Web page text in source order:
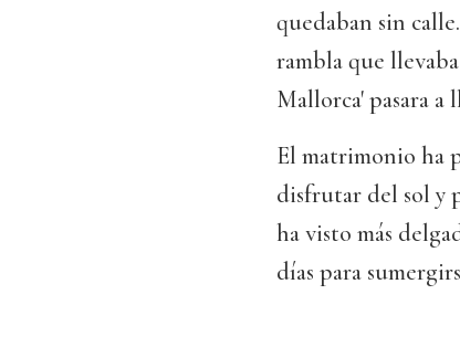
quedaban sin
rambla que
Mallorca' pasara a
El matrimonio ha
disfrutar del sol y
ha visto más
días para